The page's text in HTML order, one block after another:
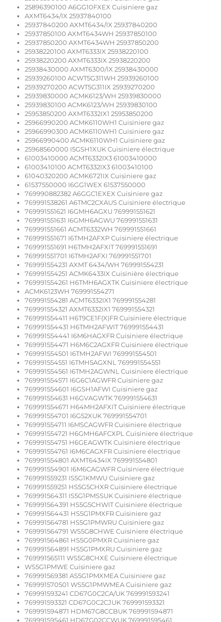
25896390100 A6GG10FXEX Cuisiniere gaz
AXMT6434/IX 25937840100
25937840200 AXMT6434/IX 25937840200
25937850100 AXMT6434WH 25937850100
25937850200 AXMT6434WH 25937850200
25938220100 AXMT6333IX 25938220100
25938220200 AXMT6333IX 25938220200
25938430000 AXMT6300/IX 25938430000
25939260100 ACWT5G311WH 25939260100
25939270200 ACWT5G311IX 25939270200
25939830000 ACMK6123/WH 25939830000
25939830100 ACMK6123/WH 25939830100
25953850200 AXMT6332IX1 25953850200
25966990200 ACMK6110WH1 Cuisiniere gaz
25966990300 ACMK6110WH1 Cuisiniere gaz
25966990400 ACMK6110WH1 Cuisiniere gaz
25968560000 I5GSH1XUK Cuisiniere électrique
61003410000 ACMT6332IX3 61003410000
61003410100 ACMT6332IX3 61003410100
61040320200 ACMK6721IX Cuisiniere gaz
61537550000 I6GG1WEX 61537550000
769990882382 A6GGC1EXEX Cuisiniere gaz
769991538261 A6TMC2CXAUS Cuisiniere électrique
769991551621 I6GMH6AGXU 769991551621
769991551631 I6GMH6AGWU 769991551631
769991551661 ACMT6332WH 769991551661
769991551671 I6TMH2AFXP Cuisiniere électrique
769991551691 H6TMH2AFXIT 769991551691
769991551701 I6TMH2AFXI 769991551701
769991554231 AXMT 6434/WH 769991554231
769991554251 ACMK6433IX Cuisinière électrique
769991554261 H6TMH6AGXTK Cuisiniere électrique
ACMK6123WH 769991554271
769991554281 ACMT6332IX1 769991554281
769991554321 AXMT6332IX1 769991554321
769991554411 H6T9CE1F(X)FR Cuisiniere électrique
769991554431 H6TMH2AFWIT 769991554431
769991554441 I6M6HAGXFR Cuisiniere électrique
769991554471 H6M6C2AGXFR Cuisiniere électrique
769991554501 I6TMH2AFWI 769991554501
769991554551 I6TMH5AGXNL 769991554551
769991554561 I6TMH2AGWNL Cuisiniere électrique
769991554571 I6G6C1AGWFR Cuisiniere gaz
769991554601 I6GSH1AFWI Cuisiniere gaz
769991554631 H6GVAGWTK 769991554631
769991554671 H64MH2AFXIT Cuisiniere électrique
769991554701 I6G52XUK 769991554701
769991554711 I6MSCAGWFR Cuisiniere électrique
769991554721 H6GMH6AFCXPL Cuisiniere électrique
769991554751 H6GEAGWTK Cuisiniere électrique
769991554761 I6M6CAGXFR Cuisiniere électrique
769991554801 AXMT6434IX 769991554801
769991554901 I6M6CAGWFR Cuisiniere électrique
769991559231 IS5G1KMWU Cuisiniere gaz
769991559251 HS5G5CHXR Cuisiniere électrique
769991564311 IS5G1PMSSUK Cuisiniere électrique
769991564391 HS5G5CHWIT Cuisiniere électrique
769991564431 HS5G1PMXFR Cuisiniere gaz
769991564781 HS5G1PMWRU Cuisiniere gaz
769991564791 WS5G8CHWE Cuisiniere électrique
769991564861 HS5G0PMXR Cuisiniere gaz
769991564891 HS5G1PMXRU Cuisiniere gaz
769991565111 WS5G8CHXE Cuisiniere électrique
WS5G1PMWE Cuisiniere gaz
769991569381 AS5G1PMXMEA Cuisiniere gaz
769991570501 WS5G1PMWMEA Cuisiniere gaz
769991593241 CD67G0C2CA/UK 769991593241
769991593321 CD67G0C2CJUK 769991593321
769991594871 HDM67G8CCBUK 769991594871
769991595461 HD67G02CCWUK 769991595461